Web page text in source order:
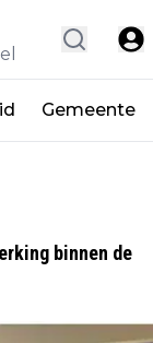
Gemeente
binnen de